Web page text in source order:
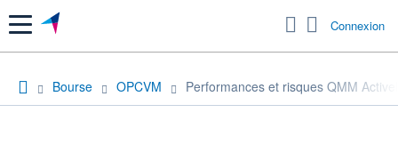
Menu Connexion
Bourse OPCVM Performances et risques QMM